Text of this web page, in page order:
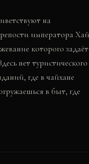
на
императора
которого задаёт
нет туристического
где в чайхане
в быт, где